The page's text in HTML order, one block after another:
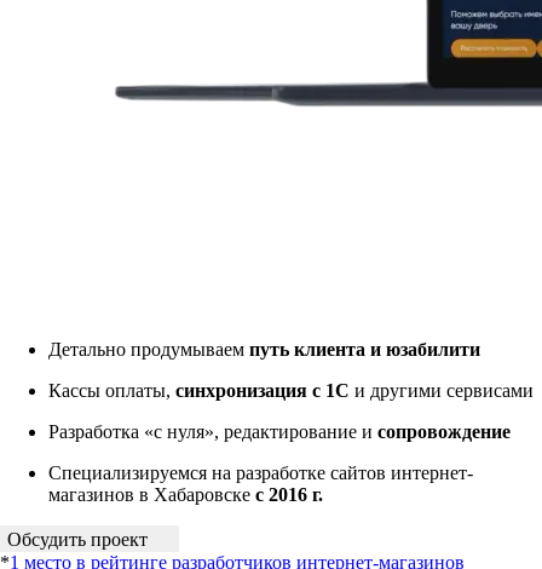
Детально продумываем путь клиента и юзабилити
Кассы оплаты, синхронизация с 1С и другими сервисами
Разработка «с нуля», редактирование и сопровождение
Специализируемся на разработке сайтов интернет-
магазинов в Хабаровске с 2016 г.
Обсудить проект
*1 место в рейтинге разработчиков интернет-магазинов